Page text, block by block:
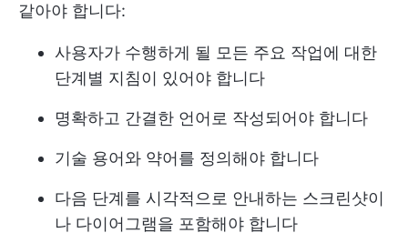
같아야 합니다:
사용자가 수행하게 될 모든 주요 작업에 대한
단계별 지침이 있어야 합니다
명확하고 간결한 언어로 작성되어야 합니다
기술 용어와 약어를 정의해야 합니다
다음 단계를 시각적으로 안내하는 스크린샷이
나 다이어그램을 포함해야 합니다